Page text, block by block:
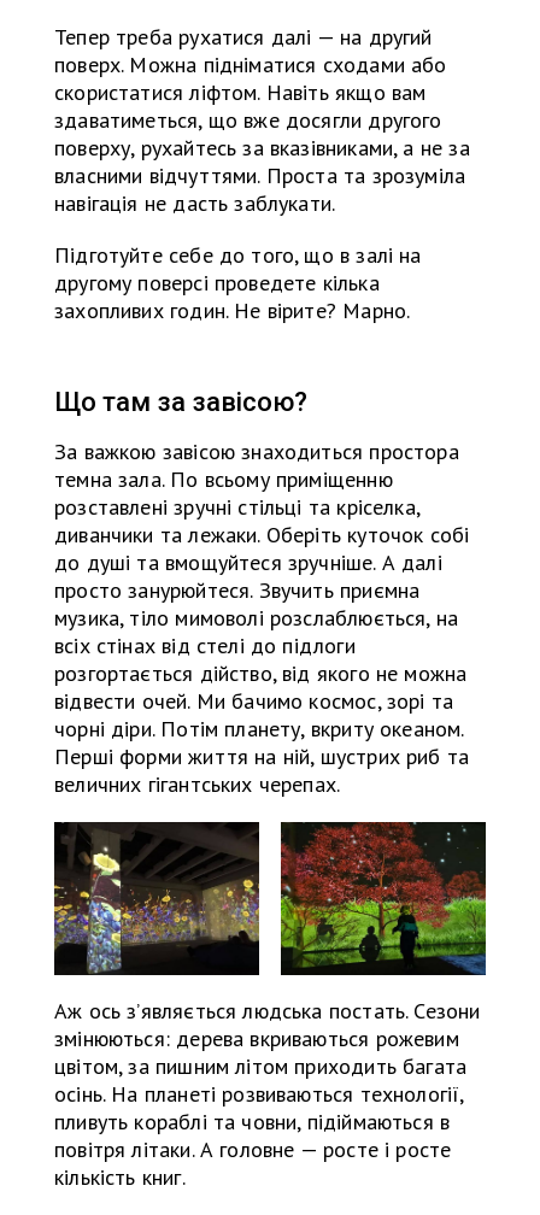
Тепер треба рухатися далі — на другий
поверх. Можна підніматися сходами або
скористатися ліфтом. Навіть якщо вам
здаватиметься, що вже досягли другого
поверху, рухайтесь за вказівниками, а не за
власними відчуттями. Проста та зрозуміла
навігація не дасть заблукати.
Підготуйте себе до того, що в залі на
другому поверсі проведете кілька
захопливих годин. Не вірите? Марно.
Що там за завісою?
За важкою завісою знаходиться простора
темна зала. По всьому приміщенню
розставлені зручні стільці та кріселка,
диванчики та лежаки. Оберіть куточок собі
до душі та вмощуйтеся зручніше. А далі
просто занурюйтеся. Звучить приємна
музика, тіло мимоволі розслаблюється, на
всіх стінах від стелі до підлоги
розгортається дійство, від якого не можна
відвести очей. Ми бачимо космос, зорі та
чорні діри. Потім планету, вкриту океаном.
Перші форми життя на ній, шустрих риб та
величних гігантських черепах.
Аж ось з’являється людська постать. Сезони
змінюються: дерева вкриваються рожевим
цвітом, за пишним літом приходить багата
осінь. На планеті розвиваються технології,
пливуть кораблі та човни, підіймаються в
повітря літаки. А головне — росте і росте
кількість книг.